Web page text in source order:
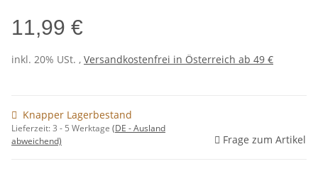
11,99 €
inkl. 20% USt. , Versandkostenfrei in Österreich ab 49 €
Knapper Lagerbestand
Lieferzeit:3 - 5 Werktage (DE - Ausland
abweichend)
Frage zum Artikel